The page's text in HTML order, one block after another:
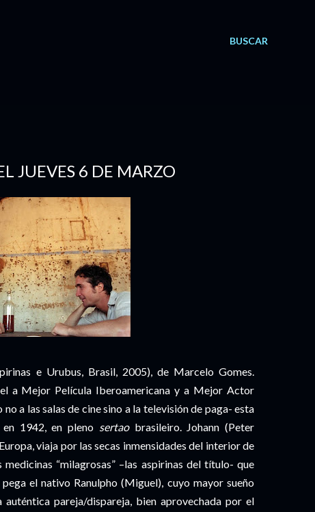
BUSCAR
JUEVES 6 DE MARZO
e Urubus, Brasil, 2005), de Marcelo Gomes.
a Mejor Película Iberoamericana y a Mejor Actor
a las salas de cine sino a la televisión de paga- esta
1942, en pleno sertaobrasileiro. Johann (Peter
viaja por las secas inmensidades del interior de
“milagrosas” –las aspirinas del título- que
el nativo Ranulpho (Miguel), cuyo mayor sueño
pareja/dispareja, bien aprovechada por el